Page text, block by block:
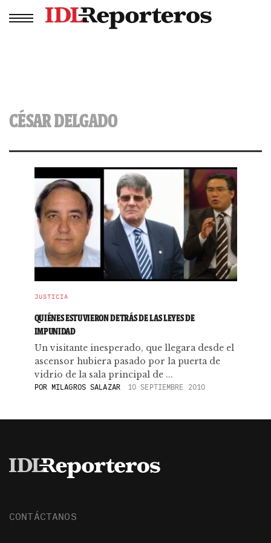
CÉSAR DELGADO
JUSTICIA
QUIÉNES ESTUVIERON DETRÁS DE LAS LEYES DE
IMPUNIDAD
Un visitante inesperado, que llegara desde el
ascensor hubiera pasado por la puerta de
vidrio de la sala principal de ...
PORMILAGROS SALAZAR 10 SEPTIEMBRE 2010
CONTÁCTANOS